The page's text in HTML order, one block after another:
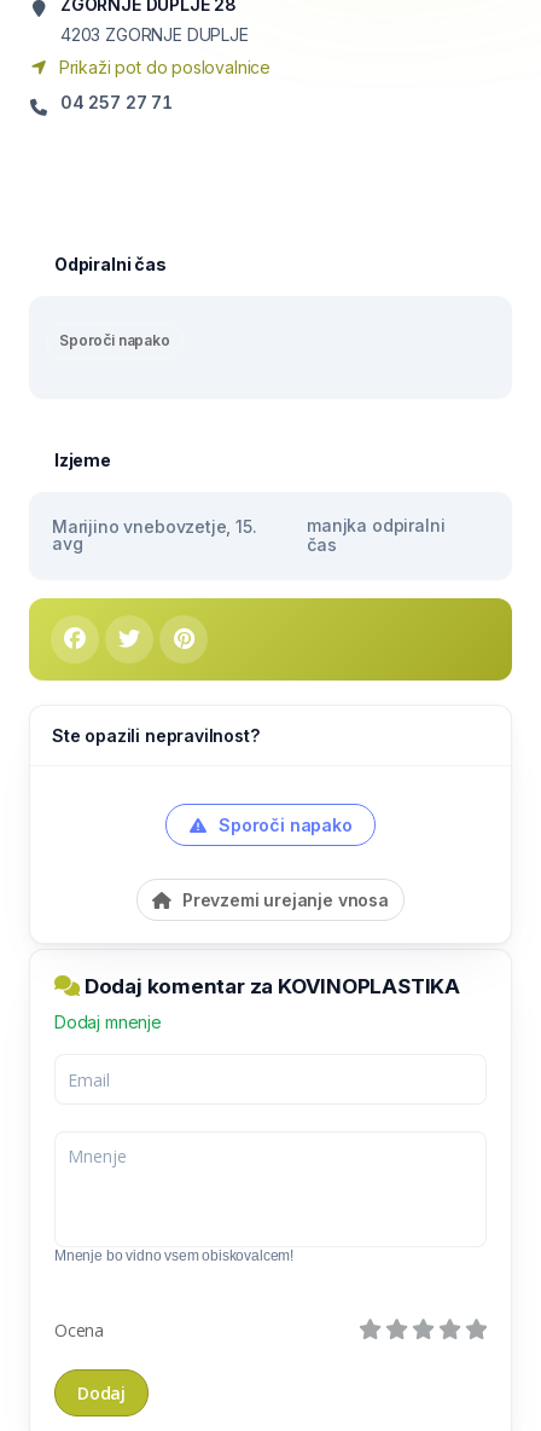
ZGORNJE DUPLJE 28
4203 ZGORNJE DUPLJE
Prikaži pot do poslovalnice
04 257 27 71
Odpiralni čas
Sporoči napako
Izjeme
Marijino vnebovzetje, 15.
avg
manjka odpiralni
čas
Ste opazili nepravilnost?
Sporoči napako
Prevzemi urejanje vnosa
Dodaj komentar za KOVINOPLASTIKA
Dodaj mnenje
Mnenje bo vidno vsem obiskovalcem!
Ocena